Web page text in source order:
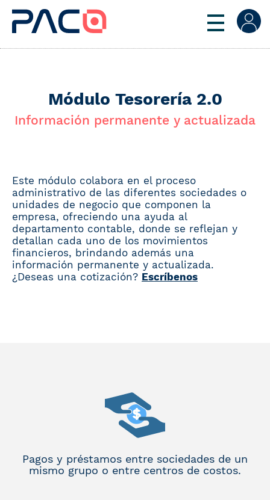
Módulo Tesorería 2.0
Información permanente y actualizada
Este módulo colabora en el proceso
administrativo de las diferentes sociedades o
unidades de negocio que componen la
empresa, ofreciendo una ayuda al
departamento contable, donde se reflejan y
detallan cada uno de los movimientos
financieros, brindando además una
información permanente y actualizada.
¿Deseas una cotización? Escríbenos
Pagos y préstamos entre sociedades de un
mismo grupo o entre centros de costos.